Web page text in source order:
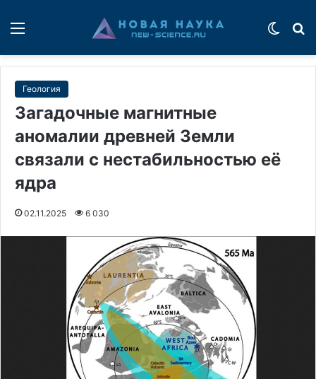
Геология
Загадочные магнитные
аномалии древней Земли
связали с нестабильностью её
ядра
02.11.2025 6 030